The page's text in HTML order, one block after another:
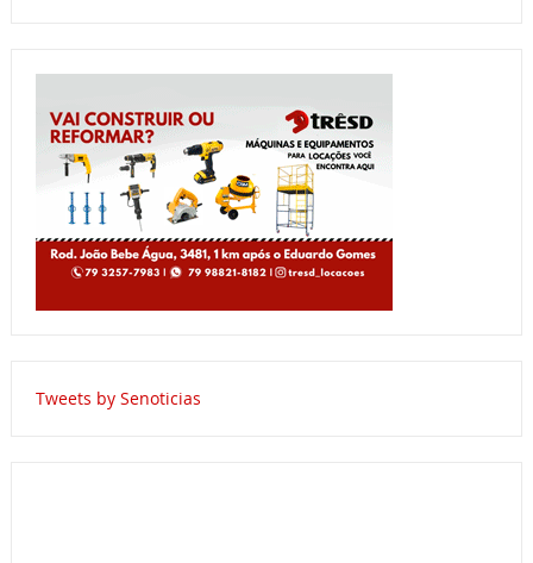
Tweets by Senoticias